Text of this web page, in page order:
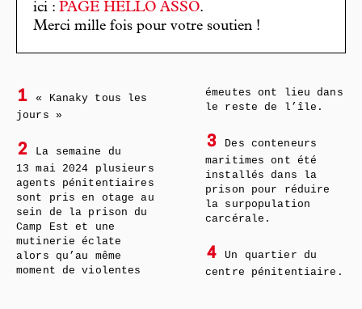
ici : PAGE HELLO ASSO.
Merci mille fois pour votre soutien !
1
« Kanaky tous les
jours »
2
La semaine du
13 mai 2024 plusieurs
agents pénitentiaires
sont pris en otage au
sein de la prison du
Camp Est et une
mutinerie éclate
alors qu’au même
moment de violentes
émeutes ont lieu dans
le reste de l’île.
3
Des conteneurs
maritimes ont été
installés dans la
prison pour réduire
la surpopulation
carcérale.
4
Un quartier du
centre pénitentiaire.